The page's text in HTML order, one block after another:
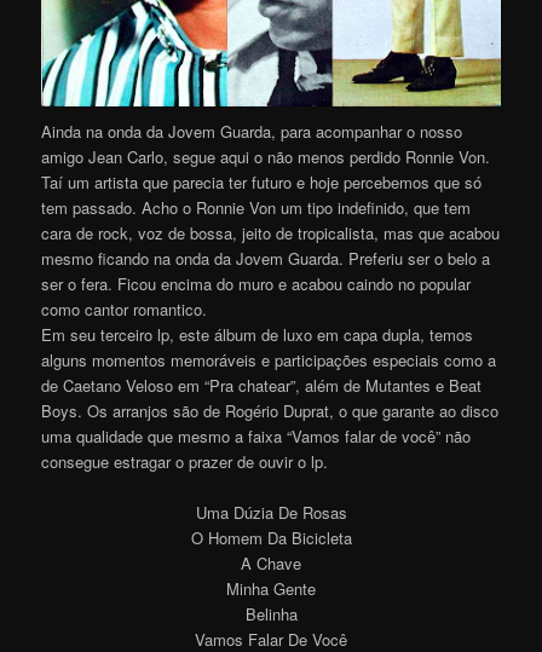
Ainda na onda da Jovem Guarda, para acompanhar o nosso
amigo Jean Carlo, segue aqui o não menos perdido Ronnie Von.
Taí um artista que parecia ter futuro e hoje percebemos que só
tem passado. Acho o Ronnie Von um tipo indefinido, que tem
cara de rock, voz de bossa, jeito de tropicalista, mas que acabou
mesmo ficando na onda da Jovem Guarda. Preferiu ser o belo a
ser o fera. Ficou encima do muro e acabou caindo no popular
como cantor romantico.
Em seu terceiro lp, este álbum de luxo em capa dupla, temos
alguns momentos memoráveis e participações especiais como a
de Caetano Veloso em “Pra chatear”, além de Mutantes e Beat
Boys. Os arranjos são de Rogério Duprat, o que garante ao disco
uma qualidade que mesmo a faixa “Vamos falar de você” não
consegue estragar o prazer de ouvir o lp.
Uma Dúzia De Rosas
O Homem Da Bicicleta
A Chave
Minha Gente
Belinha
Vamos Falar De Você